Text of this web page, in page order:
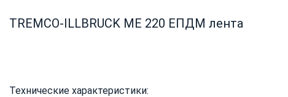
TREMCO-ILLBRUCK ME 220 ЕПДМ лента
Технические характеристики: